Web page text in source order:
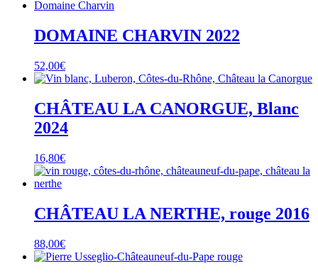
DOMAINE CHARVIN 2022
52,00€
CHÂTEAU LA CANORGUE, Blanc
2024
16,80€
CHÂTEAU LA NERTHE, rouge 2016
88,00€